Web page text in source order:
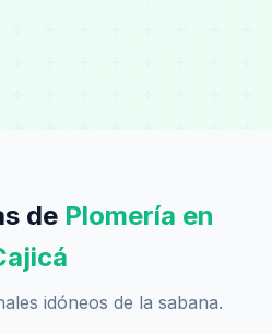
de Plomería en
idóneos de la sabana.